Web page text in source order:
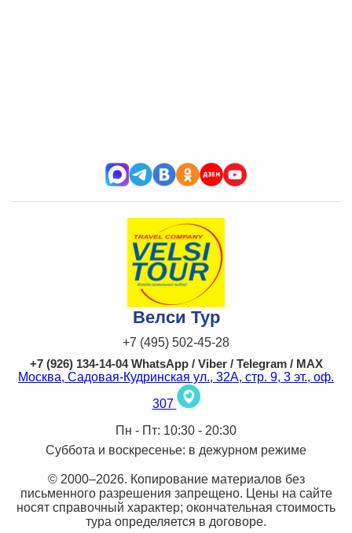
Велси Тур
+7 (495) 502-45-28
+7 (926) 134-14-04 WhatsApp / Viber / Telegram / MAX
Москва, Садовая-Кудринская ул., 32А, стр. 9, 3 эт., оф.
307
Пн - Пт: 10:30 - 20:30
Суббота и воскресенье: в дежурном режиме
© 2000–2026. Копирование материалов без
письменного разрешения запрещено. Цены на сайте
носят справочный характер; окончательная стоимость
тура определяется в договоре.